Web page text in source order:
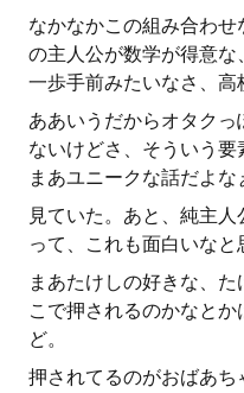
なかなかこの組み合わ
の主人公が数学が得意
一歩手前みたいなさ、高
ああいうだからオタク
ないけどさ、そういう要
まあユニークな話だよな
見ていた。あと、純主
って、これも面白いなと
まあたけしの好きな、
こで押されるのかなと
ど。
押されてるのがおばあ